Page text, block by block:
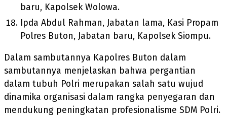
baru, Kapolsek Wolowa.
Ipda Abdul Rahman, Jabatan lama, Kasi Propam
Polres Buton, Jabatan baru, Kapolsek Siompu.
Dalam sambutannya Kapolres Buton dalam
sambutannya menjelaskan bahwa pergantian
dalam tubuh Polri merupakan salah satu wujud
dinamika organisasi dalam rangka penyegaran dan
mendukung peningkatan profesionalisme SDM Polri.